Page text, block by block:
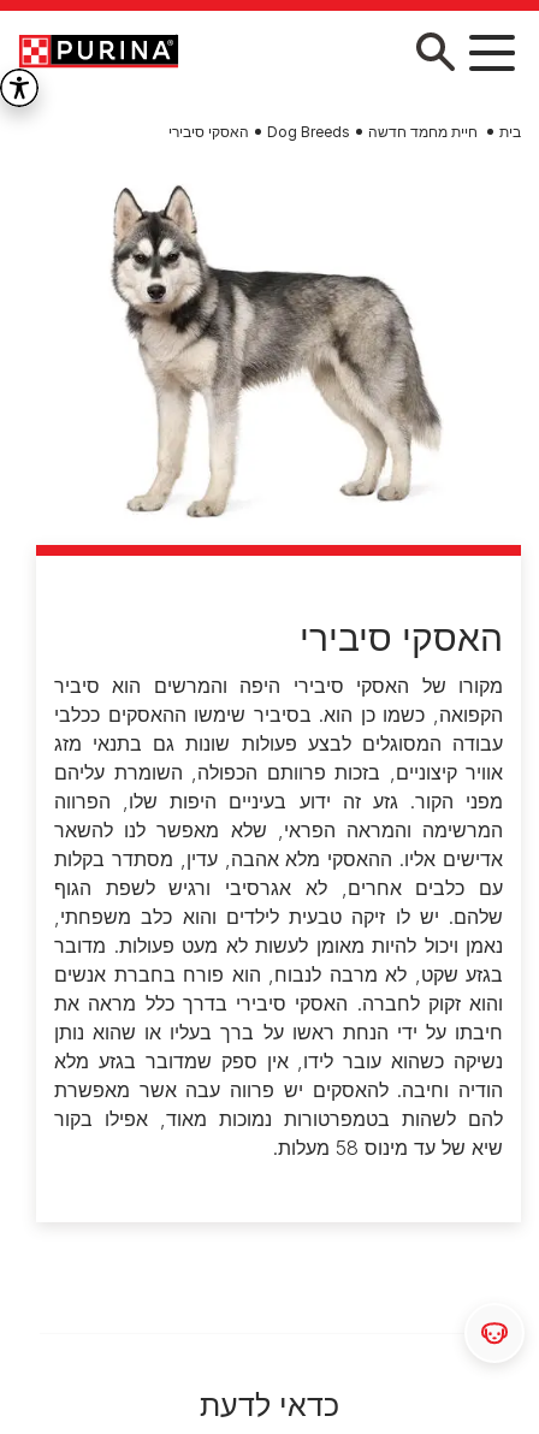
Skip to main content
בית חיית מחמד חדשה Dog Breeds האסקי סיבירי
האסקי סיבירי
מקורו של האסקי סיבירי היפה והמרשים הוא סיביר
הקפואה, כשמו כן הוא. בסיביר שימשו ההאסקים ככלבי
עבודה המסוגלים לבצע פעולות שונות גם בתנאי מזג
אוויר קיצוניים, בזכות פרוותם הכפולה, השומרת עליהם
מפני הקור. גזע זה ידוע בעיניים היפות שלו, הפרווה
המרשימה והמראה הפראי, שלא מאפשר לנו להשאר
אדישים אליו. ההאסקי מלא אהבה, עדין, מסתדר בקלות
עם כלבים אחרים, לא אגרסיבי ורגיש לשפת הגוף
שלהם. יש לו זיקה טבעית לילדים והוא כלב משפחתי,
נאמן ויכול להיות מאומן לעשות לא מעט פעולות. מדובר
בגזע שקט, לא מרבה לנבוח, הוא פורח בחברת אנשים
והוא זקוק לחברה. האסקי סיבירי בדרך כלל מראה את
חיבתו על ידי הנחת ראשו על ברך בעליו או שהוא נותן
נשיקה כשהוא עובר לידו, אין ספק שמדובר בגזע מלא
הודיה וחיבה. להאסקים יש פרווה עבה אשר מאפשרת
להם לשהות בטמפרטורות נמוכות מאוד, אפילו בקור
שיא של עד מינוס 58 מעלות.
כדאי לדעת